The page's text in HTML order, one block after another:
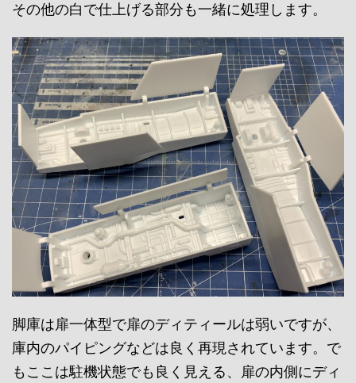
その他の白で仕上げる部分も一緒に処理します。
脚庫は扉一体型で扉のディティールは弱いですが、
庫内のパイピングなどは良く再現されています。で
もここは駐機状態でも良く見える、扉の内側にディ